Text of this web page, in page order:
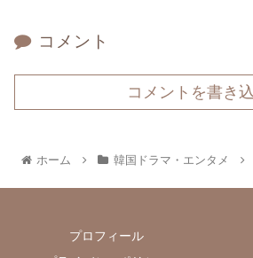
コメント
コメントを書き
ホーム 韓国ドラマ・エンタメ
プロフィール